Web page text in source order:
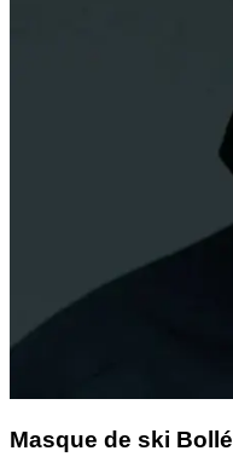
Masque de ski Bollé